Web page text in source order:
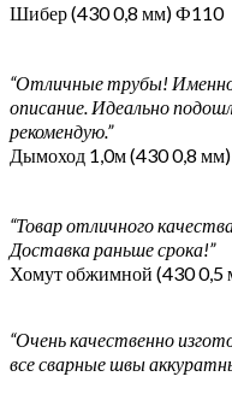
Шибер (430 0,8 мм) Ф110
“Отличные трубы!
описание. Идеально
рекомендую.”
Дымоход 1,0м (430 0,8
“Товар отличного
Доставка раньше срока!”
Хомут обжимной (430
“Очень качественно
все сварные швы